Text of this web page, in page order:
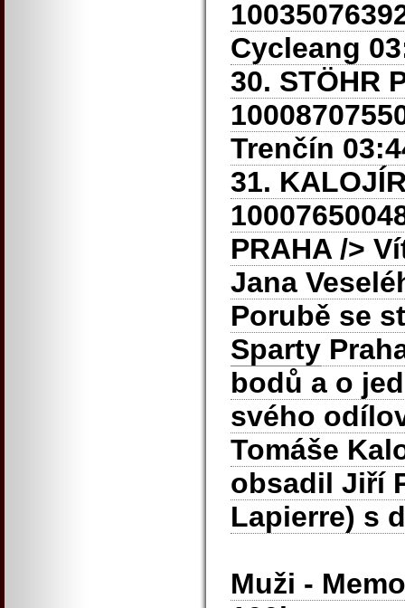
Cycleang
30. STÖHR
Trenčín
31.
PRAHA/>
Jana
Porubě se
Sparty
bodů a o
svého
Tomáše
obsadil Jiří
Lapierre) s
Muži -